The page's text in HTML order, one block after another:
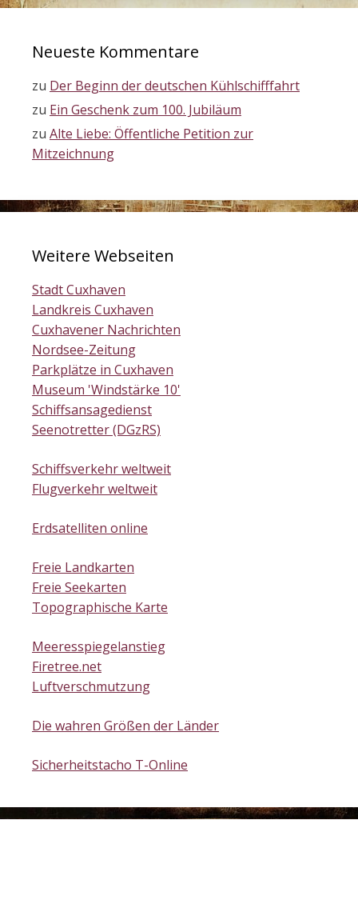
Neueste Kommentare
zu Der Beginn der deutschen Kühlschifffahrt
zu Ein Geschenk zum 100. Jubiläum
zu Alte Liebe: Öffentliche Petition zur
Mitzeichnung
Weitere Webseiten
Stadt Cuxhaven
Landkreis Cuxhaven
Cuxhavener Nachrichten
Nordsee-Zeitung
Parkplätze in Cuxhaven
Museum 'Windstärke 10'
Schiffsansagedienst
Seenotretter (DGzRS)
Schiffsverkehr weltweit
Flugverkehr weltweit
Erdsatelliten online
Freie Landkarten
Freie Seekarten
Topographische Karte
Meeresspiegelanstieg
Firetree.net
Luftverschmutzung
Die wahren Größen der Länder
Sicherheitstacho T-Online